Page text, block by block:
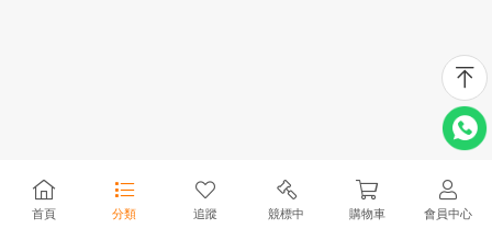
首頁 分類 追蹤 競標中 購物車 會員中心